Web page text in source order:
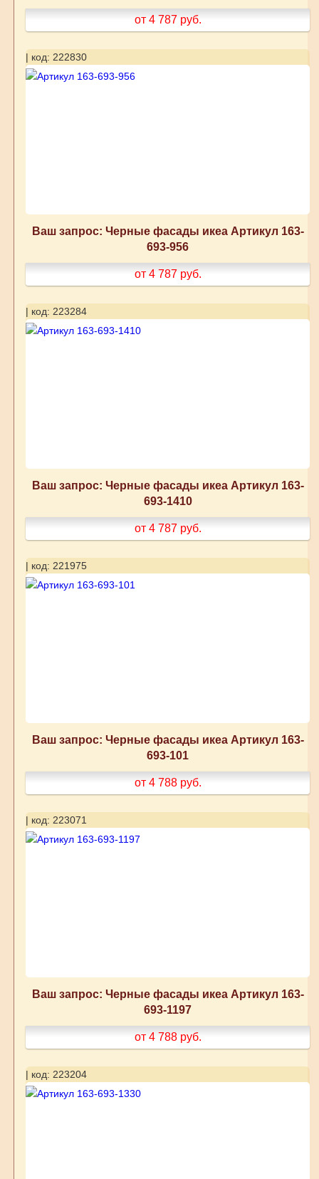
от 4 787 руб.
| код: 222830
Ваш запрос: Черные фасады икеа Артикул 163-
693-956
от 4 787 руб.
| код: 223284
Ваш запрос: Черные фасады икеа Артикул 163-
693-1410
от 4 787 руб.
| код: 221975
Ваш запрос: Черные фасады икеа Артикул 163-
693-101
от 4 788 руб.
| код: 223071
Ваш запрос: Черные фасады икеа Артикул 163-
693-1197
от 4 788 руб.
| код: 223204